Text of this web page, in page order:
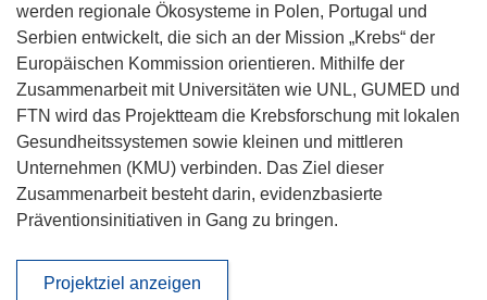
werden regionale Ökosysteme in Polen, Portugal und
Serbien entwickelt, die sich an der Mission „Krebs“ der
Europäischen Kommission orientieren. Mithilfe der
Zusammenarbeit mit Universitäten wie UNL, GUMED und
FTN wird das Projektteam die Krebsforschung mit lokalen
Gesundheitssystemen sowie kleinen und mittleren
Unternehmen (KMU) verbinden. Das Ziel dieser
Zusammenarbeit besteht darin, evidenzbasierte
Präventionsinitiativen in Gang zu bringen.
Projektziel anzeigen